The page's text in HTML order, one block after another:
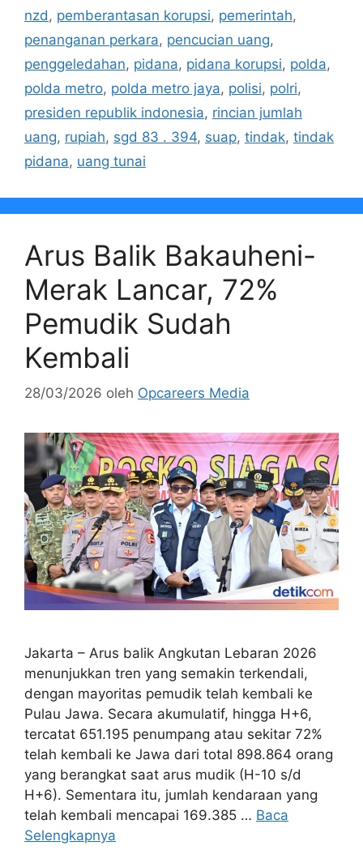
nzd , pemberantasan korupsi, pemerintah,
penanganan perkara, pencucian uang,
penggeledahan, pidana, pidana korupsi, polda,
polda metro, polda metro jaya, polisi, polri,
presiden republik indonesia, rincian jumlah
uang, rupiah, sgd 83 . 394, suap, tindak, tindak
pidana, uang tunai
Arus Balik Bakauheni-
Merak Lancar, 72%
Pemudik Sudah
Kembali
28/03/2026 oleh Opcareers Media
Jakarta – Arus balik Angkutan Lebaran 2026
menunjukkan tren yang semakin terkendali,
dengan mayoritas pemudik telah kembali ke
Pulau Jawa. Secara akumulatif, hingga H+6,
tercatat 651.195 penumpang atau sekitar 72%
telah kembali ke Jawa dari total 898.864 orang
yang berangkat saat arus mudik (H-10 s/d
H+6). Sementara itu, jumlah kendaraan yang
telah kembali mencapai 169.385 … Baca
Selengkapnya